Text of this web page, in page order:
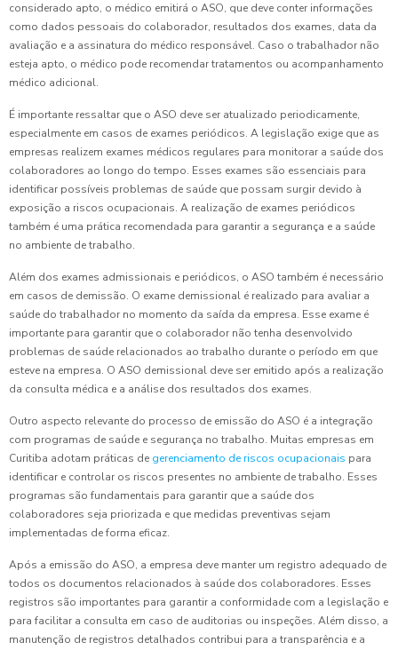
considerado apto, o médico emitirá o ASO, que deve conter informações
como dados pessoais do colaborador, resultados dos exames, data da
avaliação e a assinatura do médico responsável. Caso o trabalhador não
esteja apto, o médico pode recomendar tratamentos ou acompanhamento
médico adicional.
É importante ressaltar que o ASO deve ser atualizado periodicamente,
especialmente em casos de exames periódicos. A legislação exige que as
empresas realizem exames médicos regulares para monitorar a saúde dos
colaboradores ao longo do tempo. Esses exames são essenciais para
identificar possíveis problemas de saúde que possam surgir devido à
exposição a riscos ocupacionais. A realização de exames periódicos
também é uma prática recomendada para garantir a segurança e a saúde
no ambiente de trabalho.
Além dos exames admissionais e periódicos, o ASO também é necessário
em casos de demissão. O exame demissional é realizado para avaliar a
saúde do trabalhador no momento da saída da empresa. Esse exame é
importante para garantir que o colaborador não tenha desenvolvido
problemas de saúde relacionados ao trabalho durante o período em que
esteve na empresa. O ASO demissional deve ser emitido após a realização
da consulta médica e a análise dos resultados dos exames.
Outro aspecto relevante do processo de emissão do ASO é a integração
com programas de saúde e segurança no trabalho. Muitas empresas em
Curitiba adotam práticas de gerenciamento de riscos ocupacionais para
identificar e controlar os riscos presentes no ambiente de trabalho. Esses
programas são fundamentais para garantir que a saúde dos
colaboradores seja priorizada e que medidas preventivas sejam
implementadas de forma eficaz.
Após a emissão do ASO, a empresa deve manter um registro adequado de
todos os documentos relacionados à saúde dos colaboradores. Esses
registros são importantes para garantir a conformidade com a legislação e
para facilitar a consulta em caso de auditorias ou inspeções. Além disso, a
manutenção de registros detalhados contribui para a transparência e a